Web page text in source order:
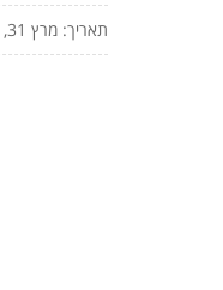
תאריך: מרץ 31, 2021